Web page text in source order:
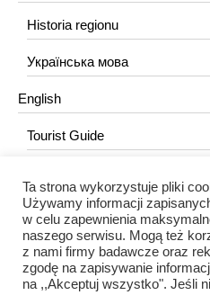
Historia regionu
Українська мова
English
Tourist Guide
KONTAKT
redakcja@portalkujawski.pl
Redakcja
Ta strona wykorzystuje pliki
Używamy informacji
w celu zapewnienia
naszego serwisu. Mogą też
z nami firmy badawcze oraz
zgodę na zapisywanie
na ,,Akceptuj wszystko". Jeśli